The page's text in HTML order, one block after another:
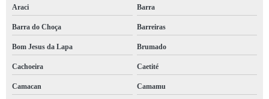
empresa de evento 2220 e social Bonfim
2240 e social marcar Brotas
2240 e social Matatu
s2210 e social marcar Campo Formoso
empresa e social marcar Correntina
Araci Barra
Barra do Choça Barreiras
Bom Jesus da Lapa Brumado
Cachoeira Caetité
Camacan Camamu